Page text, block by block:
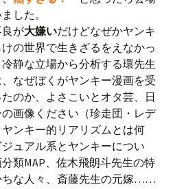
した。
が大嫌いだけどなぜかヤンキ
の世界で生きざるをえなかっ
静な立場から分析する環先生
なぜぼくがヤンキー漫画を受
のか、よさこいとオタ芸、日
画像ください（珍走団・レデ
ンキー的リアリズムとは何
ュアル系とヤンキーについ
類MAP、佐木飛朗斗先生の特
ちな人々、斎藤先生の元嫁……